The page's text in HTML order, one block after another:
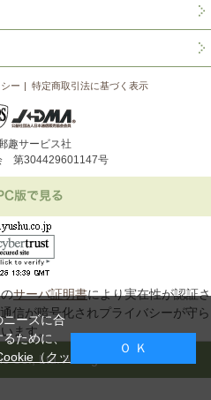
ー 特定商取引法に基づく表示
趣サービス社
第304429601147号
サーバ証明書により実在性が認証さ
信が暗号化されプライバシーが守ら
ます。
Co., Ltd. All Rights Reserved.
ニーズに合
ために、
（クッ
Ｏ Ｋ